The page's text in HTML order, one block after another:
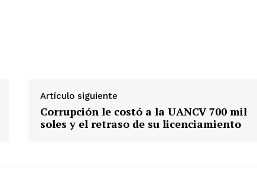
Artículo siguiente
Corrupción le costó a la UANCV 700 mil
soles y el retraso de su licenciamiento